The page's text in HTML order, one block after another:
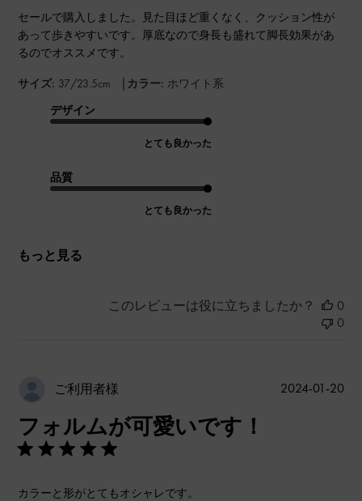
セールで購入しました。見た目ほど重くなく、クッション性が
あって歩きやすいです。厚底なので身長も盛れて脚長効果があ
るのでオススメです。
サイズ: 37/23.5cm | カラー: ホワイト系
デザイン
とても良かった
品質
とても良かった
もっと見る
このレビューは役に立ちましたか？
0
0
ご利用者様
フォルムが可愛いです！
カラーと形がとてもオシャレです。
公
2024-01-20